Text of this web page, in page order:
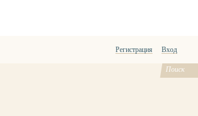
Регистрация Вход